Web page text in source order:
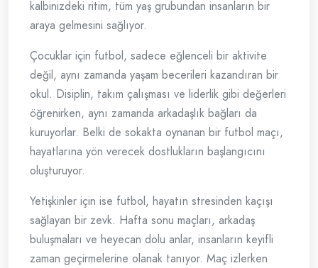
kalbinizdeki ritim, tüm yaş grubundan insanların bir
araya gelmesini sağlıyor.
Çocuklar için futbol, sadece eğlenceli bir aktivite
değil, aynı zamanda yaşam becerileri kazandıran bir
okul. Disiplin, takım çalışması ve liderlik gibi değerleri
öğrenirken, aynı zamanda arkadaşlık bağları da
kuruyorlar. Belki de sokakta oynanan bir futbol maçı,
hayatlarına yön verecek dostlukların başlangıcını
oluşturuyor.
Yetişkinler için ise futbol, hayatın stresinden kaçışı
sağlayan bir zevk. Hafta sonu maçları, arkadaş
buluşmaları ve heyecan dolu anlar, insanların keyifli
zaman geçirmelerine olanak tanıyor. Maç izlerken